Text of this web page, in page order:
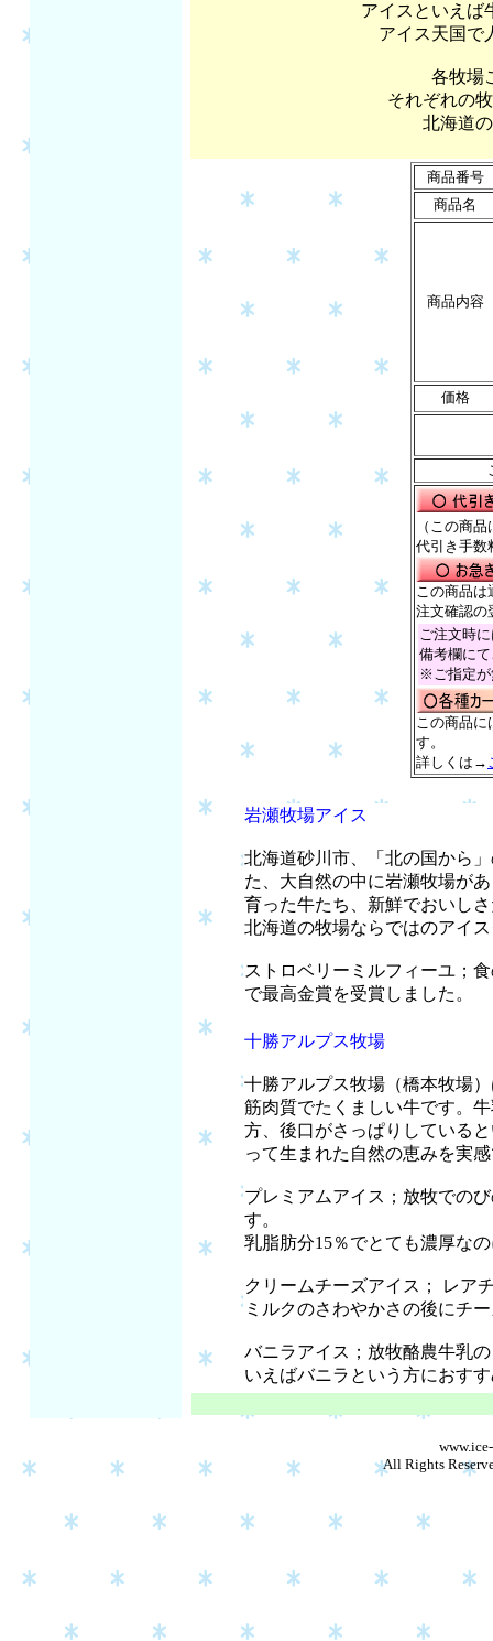
アイスといえば
アイス天国で
各牧場
それぞれの
北海道
商品番号
商品名
商品内容
価格
（この商
代引き手数
この商品は
注文確認の
ご注文時
備考欄に
※ご指定が
この商品に
す。
詳しくは→
岩瀬牧場アイス
北海道砂川市、「北の国から
た、大自然の中に岩瀬牧場が
育った牛たち、新鮮でおいし
北海道の牧場ならではのアイ
ストロベリーミルフィーユ；
で最高金賞を受賞しました。
十勝アルプス牧場
十勝アルプス牧場（橋本牧場
筋肉質でたくましい牛です。
方、後口がさっぱりしている
って生まれた自然の恵みを実
プレミアムアイス；放牧での
す。
乳脂肪分15％でとても濃厚な
クリームチーズアイス； レア
ミルクのさわやかさの後にチ
バニラアイス；放牧酪農牛乳
いえばバニラという方におす
All Rights